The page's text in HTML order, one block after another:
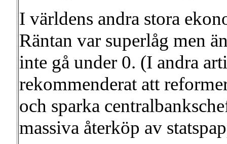
I världens andra stora
Räntan var superlåg men
inte gå under 0. (I andra
rekommenderat att
och sparka
massiva återköp av